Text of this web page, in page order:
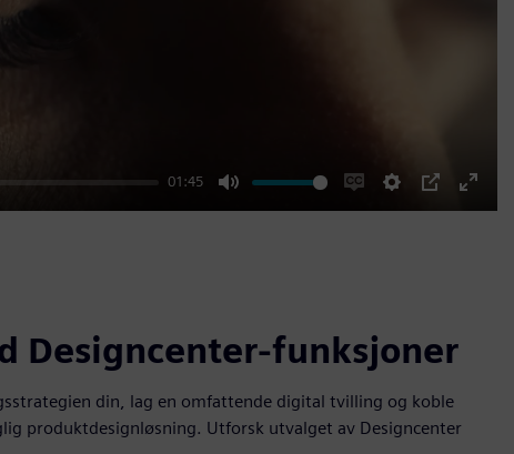
01:45
Mute
EnableSettings
PIP
Enter
Designcenter-funksjoner
din, lag en omfattende digital tvilling og koble
produktdesignløsning. Utforsk utvalget av Designcenter